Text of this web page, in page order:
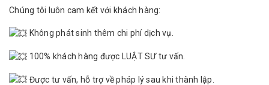
Chúng tôi luôn cam kết với khách hàng:
Không phát sinh thêm chi phí dịch vụ.
100% khách hàng được LUẬT SƯ tư vấn.
Được tư vấn, hỗ trợ về pháp lý sau khi thành lập.